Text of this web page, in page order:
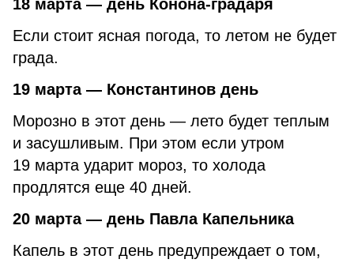
18 марта — день Конона-градаря
Если стоит ясная погода, то летом не будет
града.
19 марта — Константинов день
Морозно в этот день — лето будет теплым
и засушливым. При этом если утром
19 марта ударит мороз, то холода
продлятся еще 40 дней.
20 марта — день Павла Капельника
Капель в этот день предупреждает о том,